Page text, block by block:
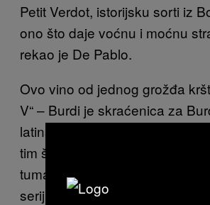
Petit Verdot, istorijsku sorti iz
ono što daje voćnu i moćnu
rekao je De Pablo.
Ovo vino od jednog grožđa
V“ – Burdi je skraćenica za
latinsko ime za Bordo, a V za
tim što De Pablo namerno
tumačenju kupca. Kompanija
seriju od 5.000 boca kako bi